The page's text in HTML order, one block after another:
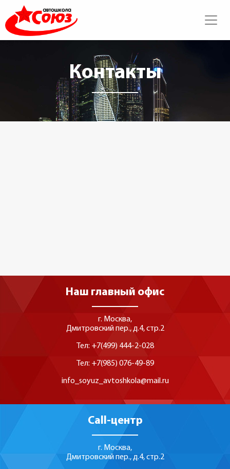
Контакты
Наш главный офис
г. Москва,
Дмитровский пер., д.4, стр.2
Тел: +7(499) 444-2-028
Тел: +7(985) 076-49-89
info_soyuz_avtoshkola@mail.ru
Call-центр
г. Москва,
Дмитровский пер., д.4, стр.2